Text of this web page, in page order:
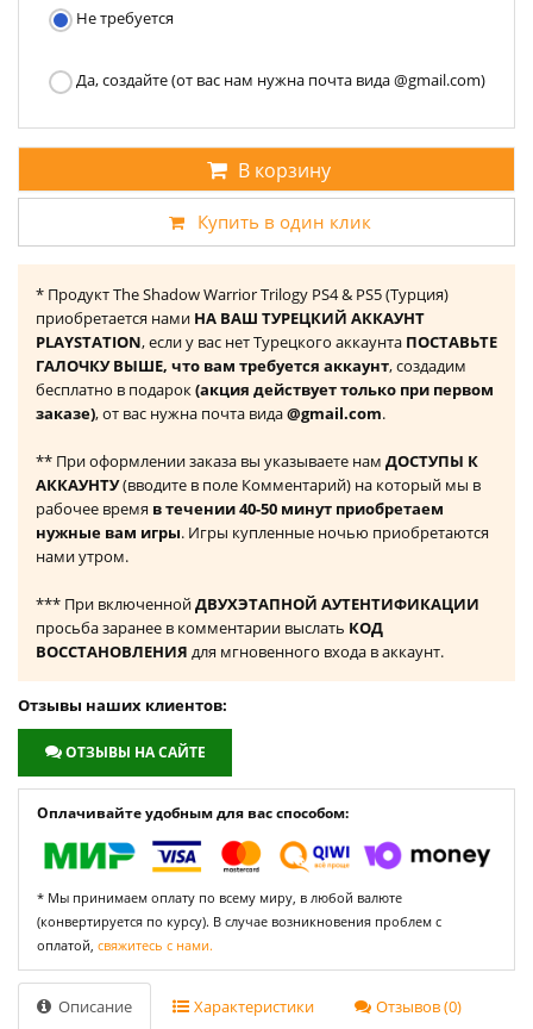
Не требуется
Да, создайте (от вас нам нужна почта вида @gmail.com)
В корзину
Купить в один клик
* Продукт The Shadow Warrior Trilogy PS4 & PS5 (Турция)
приобретается нами НА ВАШ ТУРЕЦКИЙ АККАУНТ
PLAYSTATION, если у вас нет Турецкого аккаунта ПОСТАВЬТЕ
ГАЛОЧКУ ВЫШЕ, что вам требуется аккаунт, создадим
бесплатно в подарок(акция действует только при первом
заказе), от вас нужна почта вида@gmail.com.
** При оформлении заказа вы указываете нам ДОСТУПЫ К
АККАУНТУ(вводите в поле Комментарий) на который мы в
рабочее время в течении 40-50 минут приобретаем
нужные вам игры. Игры купленные ночью приобретаются
нами утром.
*** При включеннойДВУХЭТАПНОЙ АУТЕНТИФИКАЦИИ
просьба заранее в комментарии выслать КОД
ВОССТАНОВЛЕНИЯ для мгновенного входа в аккаунт.
Отзывы наших клиентов:
ОТЗЫВЫ НА САЙТЕ
Оплачивайте удобным для вас способом:
* Мы принимаем оплату по всему миру, в любой валюте
(конвертируется по курсу). В случае возникновения проблем с
оплатой, свяжитесь с нами.
Описание Характеристики Отзывов (0)